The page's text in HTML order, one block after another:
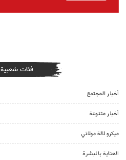
فئات شعبية
أخبار المجتمع
أخبار متنوعة
ميكرو لالة مولاتي
العناية بالبشرة